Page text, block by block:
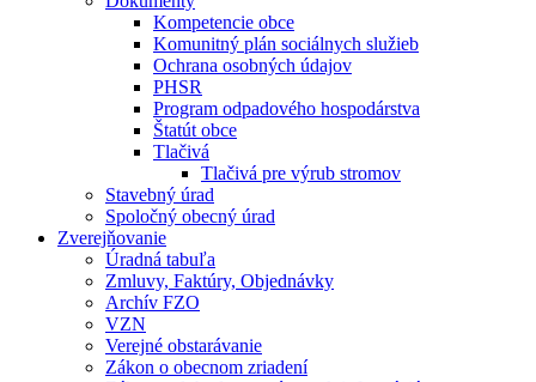
Kompetencie obce
Komunitný plán sociálnych služieb
Ochrana osobných údajov
PHSR
Program odpadového hospodárstva
Štatút obce
Tlačivá
Tlačivá pre výrub stromov
Stavebný úrad
Spoločný obecný úrad
Zverejňovanie
Úradná tabuľa
Zmluvy, Faktúry, Objednávky
Archív FZO
VZN
Verejné obstarávanie
Zákon o obecnom zriadení